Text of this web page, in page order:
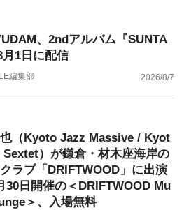
、2ndアルバム『SUNTA
月1日に配信
編集部 2026/8/7
（Kyoto Jazz Massive / Kyot
）が鎌倉・材木座海岸の
ラブ「DRIFTWOOD」に出演
日開催の＜DRIFTWOOD Mu
＞、入場無料